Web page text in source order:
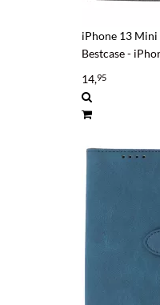
iPhone 13 Mini
Bestcase -
14,95